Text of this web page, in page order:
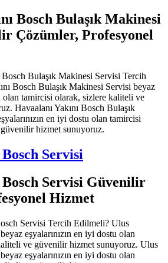
Bosch Bulaşık Makinesi
Çözümler, Profesyonel
Bosch Bulaşık Makinesi Servisi Tercih
Bosch Bulaşık Makinesi Servisi beyaz
olan tamircisi olarak, sizlere kaliteli ve
Havaalanı Yakını Bosch Bulaşık
en iyi dostu olan tamircisi
hizmet sunuyoruz.
Servisi
Servisi Güvenilir
Hizmet
Servisi Tercih Edilmeli? Ulus
eşyalarınızın en iyi dostu olan
ve güvenilir hizmet sunuyoruz. Ulus
eşyalarınızın en iyi dostu olan